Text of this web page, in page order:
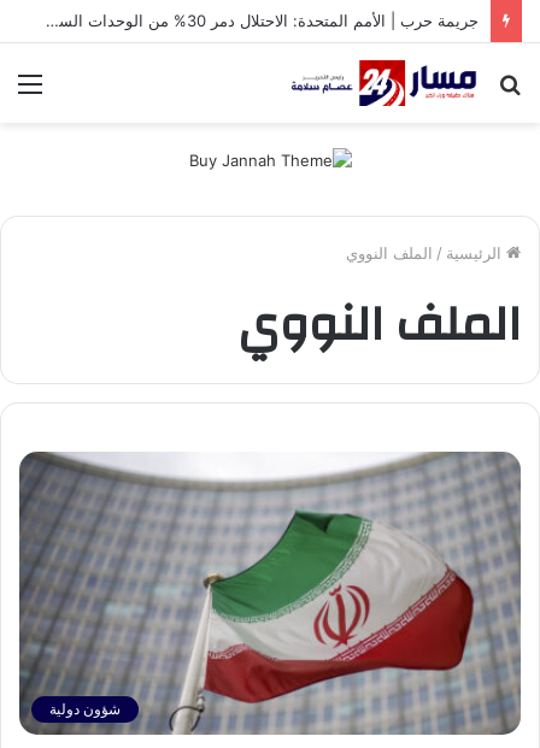
جريمة حرب | الأمم المتحدة: الاحتلال دمر 30% من الوحدات السكنية في غزة
بحث
الرئيسية / الملف النووي
الملف النووي
شؤون دولية